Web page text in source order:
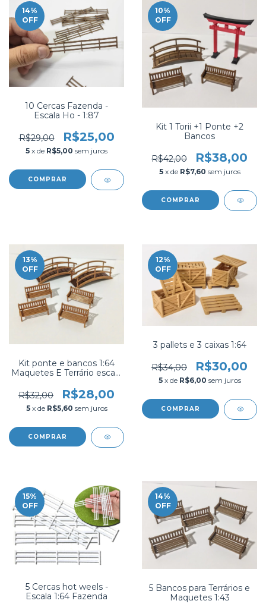
14%
OFF
10 Cercas Fazenda -
Escala Ho - 1:87
R$29,00 R$25,00
5 x de R$5,00 sem juros
COMPRAR
10%
OFF
Kit 1 Torii +1 Ponte +2
Bancos
R$42,00 R$38,00
5 x de R$7,60 sem juros
13%
OFF
Kit ponte e bancos 1:64
Maquetes E Terrário escala
R$32,00
R$28,00
5 x de R$5,60 sem juros
COMPRAR
12%
OFF
3 pallets e 3 caixas 1:64
R$34,00 R$30,00
5 x de R$6,00 sem juros
15%
OFF
5 Cercas hot weels -
Escala 1:64 Fazenda
14%
OFF
5 Bancos para Terrários e
Maquetes 1:43